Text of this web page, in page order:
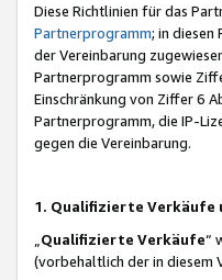
Diese Richtlinien für das
Partnerprogramm; in diesen
der Vereinbarung
Partnerprogramm sowie
Einschränkung von Ziffer 6
Partnerprogramm, die IP-
gegen die Vereinbarung.
1. Qualifizierte Verkäufe
Qualifizierte Verkäufe“
(vorbehaltlich der in diesem